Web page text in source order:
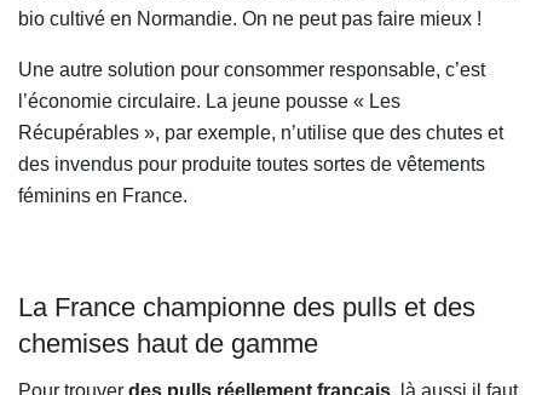
bio cultivé en Normandie. On ne peut pas faire mieux !
Une autre solution pour consommer responsable, c’est
l’économie circulaire. La jeune pousse « Les
Récupérables », par exemple, n’utilise que des chutes et
des invendus pour produite toutes sortes de vêtements
féminins en France.
La France championne des pulls et des
chemises haut de gamme
Pour trouver des pulls réellement français, là aussi il faut